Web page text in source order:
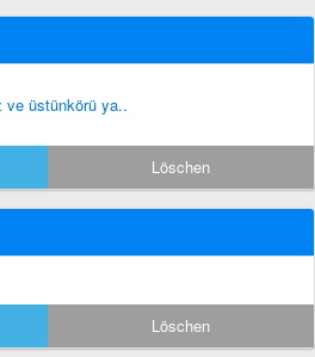
ve üstünkörü ya..
Löschen
Löschen